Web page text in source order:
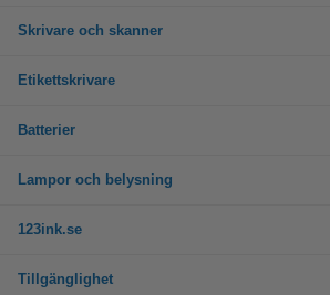
Skrivare och skanner
Etikettskrivare
Batterier
Lampor och belysning
123ink.se
Tillgänglighet